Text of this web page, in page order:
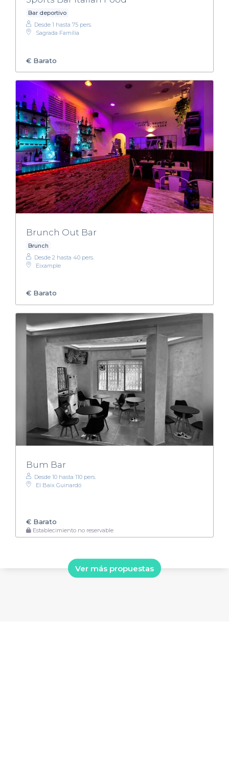
Bar deportivo
Desde 1 hasta 75 pers.
Sagrada Família
€ Barato
Brunch Out Bar
Brunch
Desde 2 hasta 40 pers.
Eixample
€ Barato
Bum Bar
Desde 10 hasta 110 pers.
El Baix Guinardó
€ Barato
Establecimiento no reservable
Ver más propuestas